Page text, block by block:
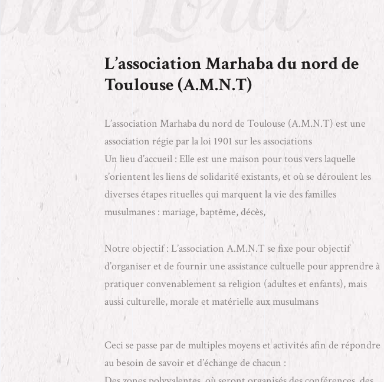
L’association Marhaba du nord de
Toulouse (A.M.N.T)
L’association Marhaba du nord de Toulouse (A.M.N.T) est une
association régie par la loi 1901 sur les associations
Un lieu d’accueil : Elle est une maison pour tous vers laquelle
s’orientent les liens de solidarité existants, et où se déroulent les
diverses étapes rituelles qui marquent la vie des familles
musulmanes : mariage, baptême, décès,
Notre objectif : L’association A.M.N.T se fixe pour objectif
d’organiser et de fournir une assistance cultuelle pour apprendre à
pratiquer convenablement sa religion (adultes et enfants), mais
aussi culturelle, morale et matérielle aux musulmans
Ceci se passe par de multiples moyens et activités afin de répondre
au besoin de savoir et d’échange de chacun :